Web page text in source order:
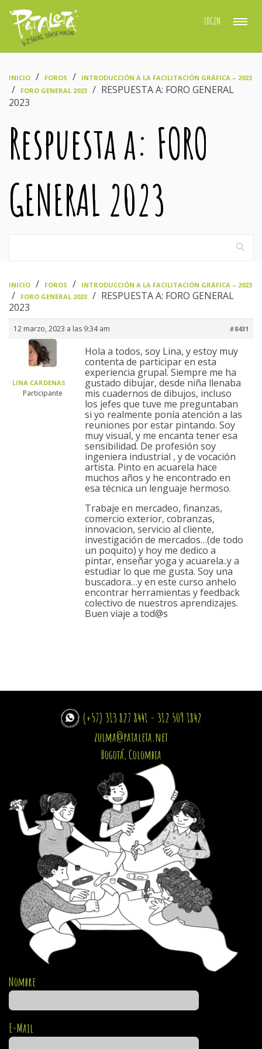
LOGIN
INICIO FOROS INTRODUCCIÓN A LA FACILITACIÓN GRÁFICA – 2023
FORO GENERAL 2023
RESPUESTA A: FORO GENERAL
2023
Respuesta a: FORO
GENERAL 2023
INICIO FOROS INTRODUCCIÓN A LA FACILITACIÓN GRÁFICA – 2023
FORO GENERAL 2023
RESPUESTA A: FORO GENERAL
2023
12 marzo, 2023 a las 9:34 am #8431
LINA CARDENAS
Participante
Hola a todos, soy Lina, y estoy muy
contenta de participar en esta
experiencia grupal. Siempre me ha
gustado dibujar, desde niña llenaba
mis cuadernos de dibujos, incluso
los jefes que tuve me preguntaban
si yo realmente ponía atención a las
reuniones por estar pintando. Soy
muy visual, y me encanta tener esa
sensibilidad. De profesión soy
ingeniera industrial , y de vocación
artista. Pinto en acuarela hace
muchos años y he encontrado en
esa técnica un lenguaje hermoso.
Trabaje en mercadeo, finanzas,
comercio exterior, cobranzas,
innovacion, servicio al cliente,
investigación de mercados…(de todo
un poquito) y hoy me dedico a
pintar, enseñar yoga y acuarela..y a
estudiar lo que me gusta. Soy una
buscadora…y en este curso anhelo
encontrar herramientas y feedback
colectivo de nuestros aprendizajes.
Buen viaje a tod@s
(+57) 313 827 8441 - 312 509 1842
zulma@pataleta.net
Bogotá, Colombia
Nombre
E-Mail